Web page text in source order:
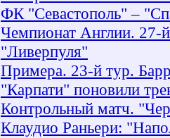
ФК "Севастополь" –
Чемпионат Англии.
"Ливерпуля"
Примера. 23-й тур.
"Карпати" поновили
Контрольный матч.
Клаудио Раньери: